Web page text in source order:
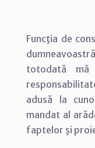
Funcţia de
totodată
adusă la
mandat al
faptelor şi